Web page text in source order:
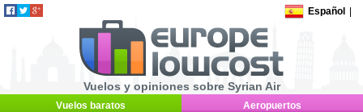
Español
Vuelos y opiniones sobre Syrian Air
Vuelos baratos Aeropuertos